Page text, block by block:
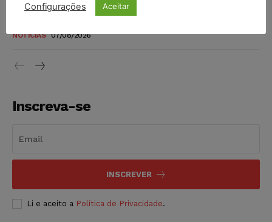
Justiça do Trabalho mantém justa causa de empregado que
vendia canetas emagrecedoras no local de trabalho
NOTÍCIAS 07/08/2026
Inscreva-se
INSCREVER
Li e aceito a Política de Privacidade.
Configurações Aceitar